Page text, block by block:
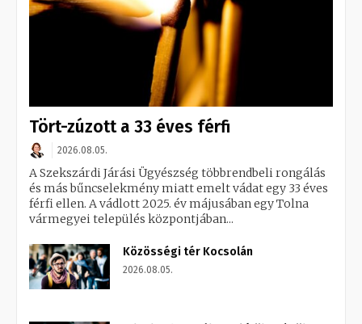
Tört-zúzott a 33 éves férfi
2026.08.05.
A Szekszárdi Járási Ügyészség többrendbeli rongálás
és más bűncselekmény miatt emelt vádat egy 33 éves
férfi ellen. A vádlott 2025. év májusában egy Tolna
vármegyei település központjában...
Közösségi tér Kocsolán
2026.08.05.